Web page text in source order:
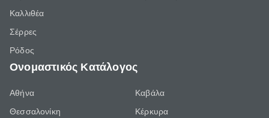
Καλλιθέα
Σέρρες
Ρόδος
Ονομαστικός Κατάλογος
Αθήνα
Θεσσαλονίκη
Καβάλα
Κέρκυρα